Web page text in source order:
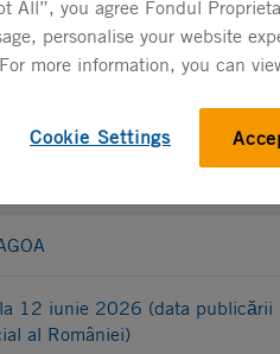
12 iunie 2026 (data publicării
al României)
All”, you agree Fondul
personalise your website
more information, you can
Cookie Settings